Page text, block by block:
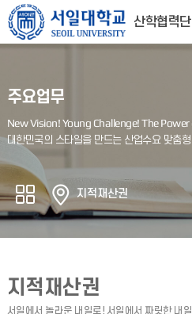
산학협력단
주요업무
지적재산권
지적재산권